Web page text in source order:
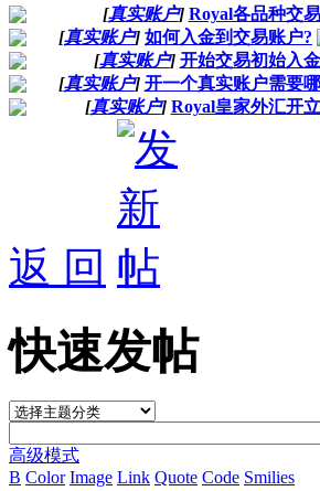
[真实账户] Royal各品种交
[真实账户] 如何入金到交易账户?
[真实账户] 开始交易初始入
[真实账户] 开一个真实账户需要
[真实账户] Royal皇家外汇开
返 回
快速发帖
高级模式
B Color Image Link Quote Code Smilies